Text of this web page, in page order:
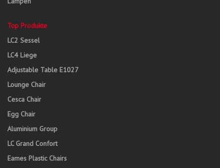
Top Produkte
LC2 Sessel
LC4 Liege
Adjustable Table E1027
Lounge Chair
Cesca Chair
Egg Chair
Aluminium Group
LC Grand Confort
Eames Plastic Chairs